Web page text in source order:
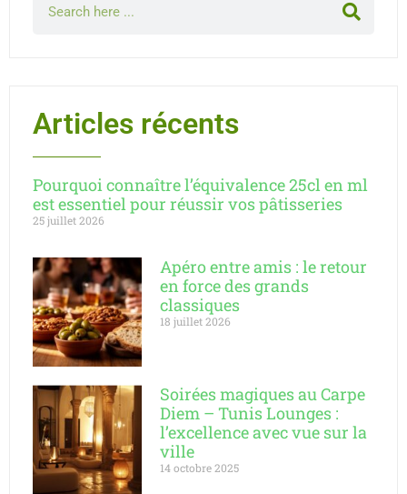
Articles récents
Pourquoi connaître l’équivalence 25cl en ml
est essentiel pour réussir vos pâtisseries
25 juillet 2026
Apéro entre amis : le retour
en force des grands
classiques
18 juillet 2026
Soirées magiques au Carpe
Diem – Tunis Lounges :
l’excellence avec vue sur la
ville
14 octobre 2025